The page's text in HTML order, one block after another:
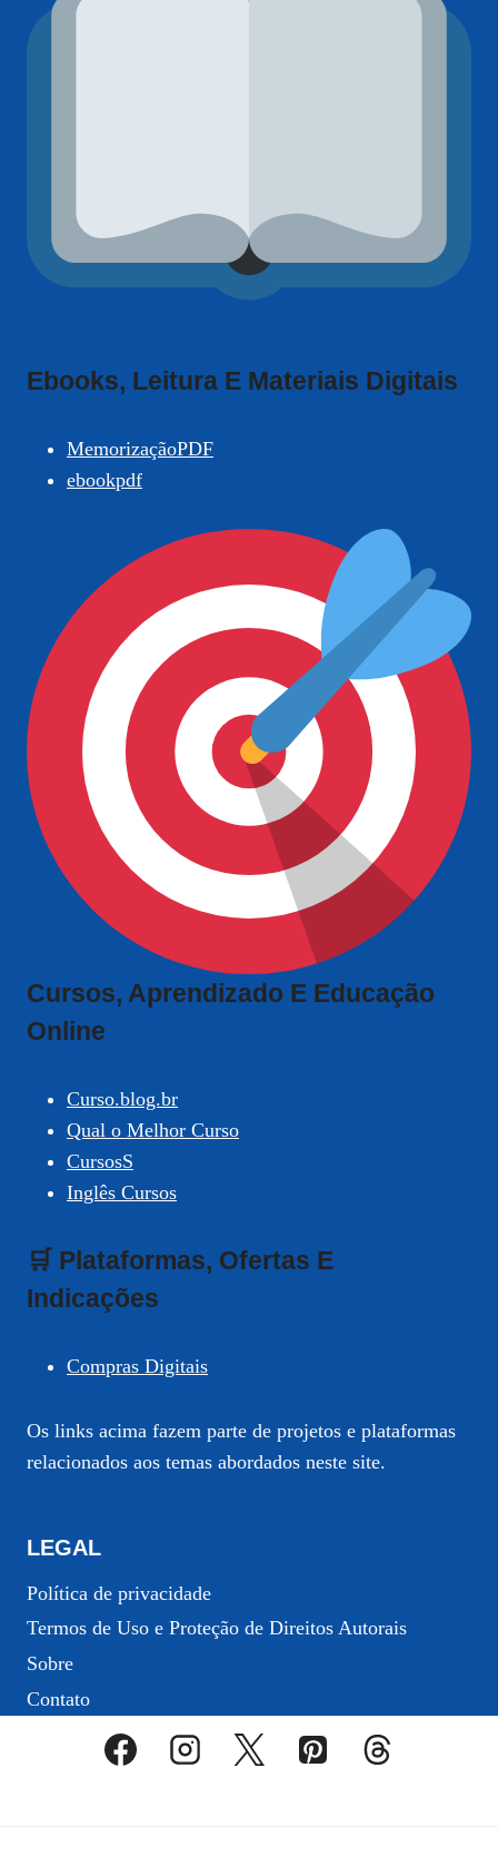
Ebooks, Leitura E Materiais Digitais
MemorizaçãoPDF
ebookpdf
Cursos, Aprendizado E Educação
Online
Curso.blog.br
Qual o Melhor Curso
CursosS
Inglês Cursos
🛒 Plataformas, Ofertas E
Indicações
Compras Digitais
Os links acima fazem parte de projetos e plataformas
relacionados aos temas abordados neste site.
LEGAL
Política de privacidade
Termos de Uso e Proteção de Direitos Autorais
Sobre
Contato